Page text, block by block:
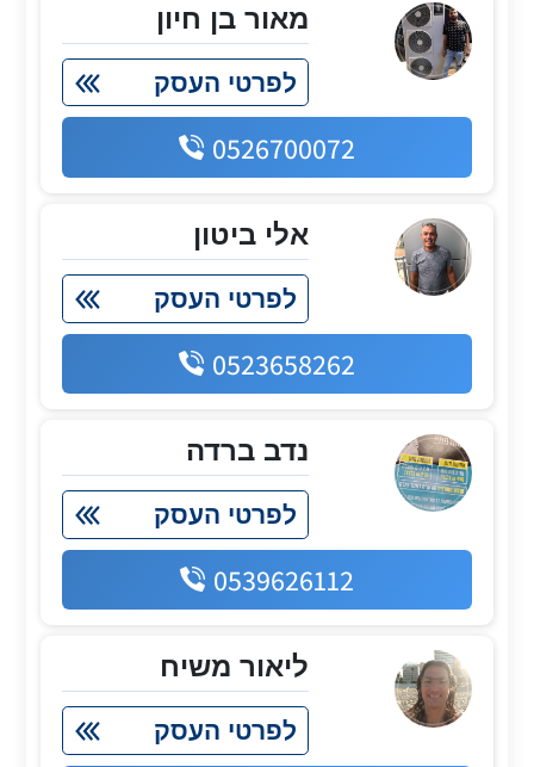
מאור בן חיון
לפרטי העסק
0526700072
אלי ביטון
לפרטי העסק
0523658262
נדב ברדה
לפרטי העסק
0539626112
ליאור משיח
לפרטי העסק